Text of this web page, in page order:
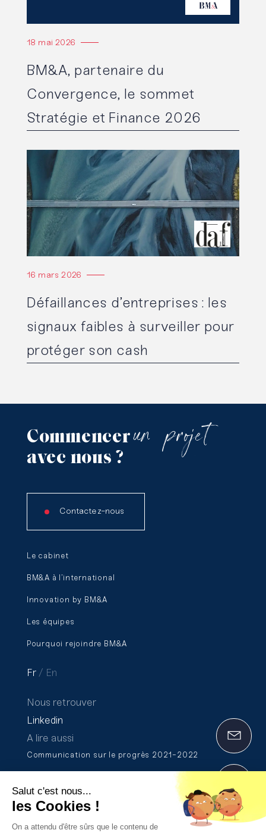
18 mai 2026
BM&A, partenaire du
Convergence, le sommet
Stratégie et Finance 2026
16 mars 2026
Défaillances d’entreprises : les
signaux faibles à surveiller pour
protéger son cash
Lire l'article
Commencer un projet
avec nous ?
Contactez-nous
Le cabinet
BM&A à l’international
Innovation by BM&A
Les équipes
Pourquoi rejoindre BM&A
Fr En
Nous retrouver
Linkedin
A lire aussi
Communication sur le progrès 2021-2022
Formation et certification Qualiopi
Salut c'est nous...
les Cookies !
On a attendu d'être sûrs que le contenu de